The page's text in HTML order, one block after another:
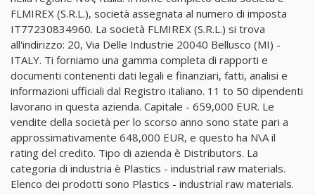
FLMIREX (S.R.L.), società assegnata al numero di imposta
IT77230834960. La società FLMIREX (S.R.L.) si trova
all'indirizzo: 20, Via Delle Industrie 20040 Bellusco (MI) -
ITALY. Ti forniamo una gamma completa di rapporti e
documenti contenenti dati legali e finanziari, fatti, analisi e
informazioni ufficiali dal Registro italiano. 11 to 50 dipendenti
lavorano in questa azienda. Capitale - 659,000 EUR. Le
vendite della società per lo scorso anno sono state pari a
approssimativamente 648,000 EUR, e questo ha N\A il
rating del credito. Tipo di azienda è Distributors. La
categoria di industria è Plastics - industrial raw materials.
Elenco dei prodotti sono Plastics - industrial raw materials.